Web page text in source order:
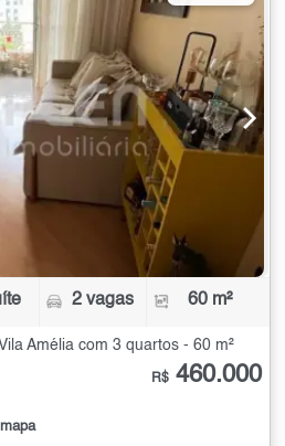
2 vagas 60 m²
Amélia com 3 quartos - 60 m²
R$ 460.000